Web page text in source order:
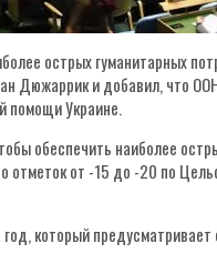
острых гуманитарных
Дюжаррик и добавил, что
помощи Украине.
обеспечить наиболее
отметок от -15 до -20 по
который